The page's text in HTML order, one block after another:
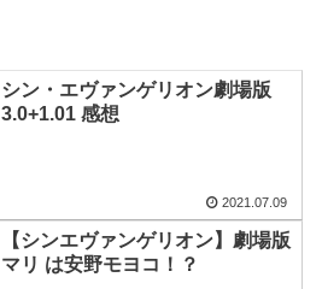
シン・エヴァンゲリオン劇場版
3.0+1.01 感想
2021.07.09
【シンエヴァンゲリオン】劇場版
マリ は安野モヨコ！？